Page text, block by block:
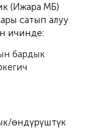
(Ижара МБ)
сатып алуу
ичинде:
бардык
өндүрүштүк